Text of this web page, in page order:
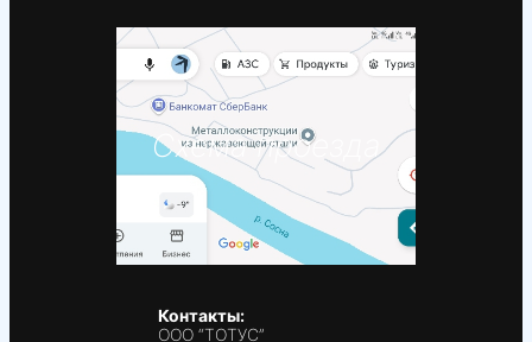
Схема проезда
Контакты:
ООО “ТОТУС”